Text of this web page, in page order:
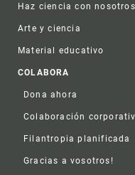
Haz ciencia con nosotros
Arte y ciencia
Material educativo
COLABORA
Dona ahora
Colaboración
Filantropia planificada
Gracias a vosotros!